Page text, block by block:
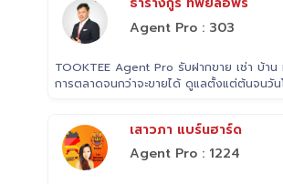
อสังหาริมทรัพย์ ที่ โรงเรียนธุรกิจอสังหาริมทรัพย์ไทย 🚩 Property
Consultant ที่ Tooktee ขาย-ซื้อ บ้านมือสอ
กรุงเทพและปริมณฑล 🚩 อนุกรรม ที่สมาคมนายหน้า
และ ERA
Agent Pro : 303
TOOKTEE Agent Pro รับฝากขาย เช่า บ้า
การตลาดจนกว่าจะขายได้ ดูแลตั้งแต่ต้นจนวัน
เสาวภา แบร์นฮาร์ด
Agent Pro : 1224